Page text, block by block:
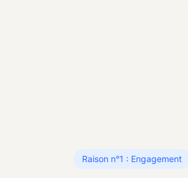
Raison n°1 : Engagement